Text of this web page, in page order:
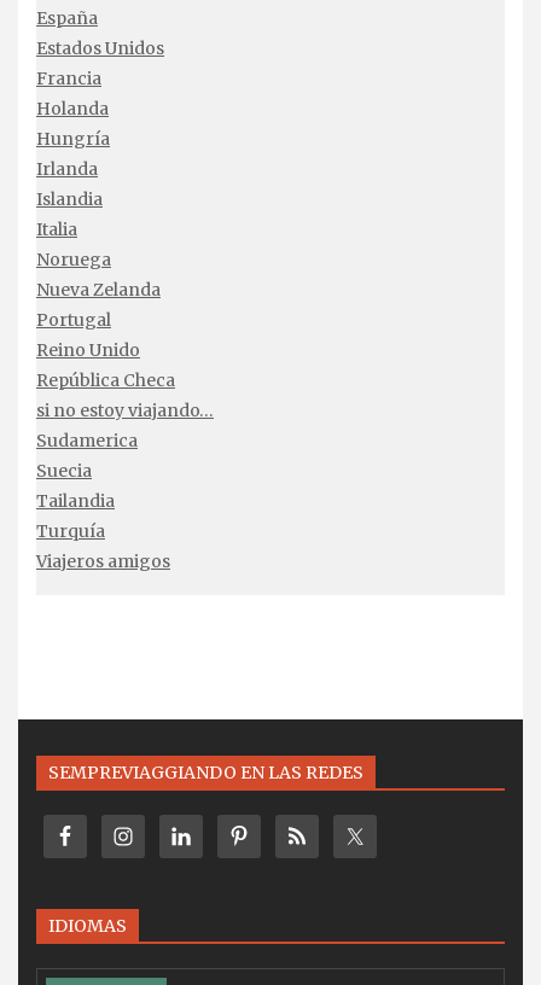
España
Estados Unidos
Francia
Holanda
Hungría
Irlanda
Islandia
Italia
Noruega
Nueva Zelanda
Portugal
Reino Unido
República Checa
si no estoy viajando…
Sudamerica
Suecia
Tailandia
Turquía
Viajeros amigos
SEMPREVIAGGIANDO EN LAS REDES
IDIOMAS